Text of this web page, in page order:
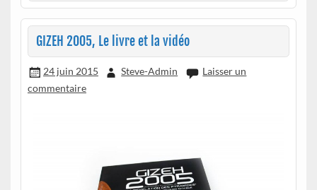
GIZEH 2005, Le livre et la vidéo
24 juin 2015 Steve-Admin
Laisser un
commentaire